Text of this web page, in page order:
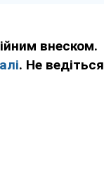
внеском.
. Не ведіться